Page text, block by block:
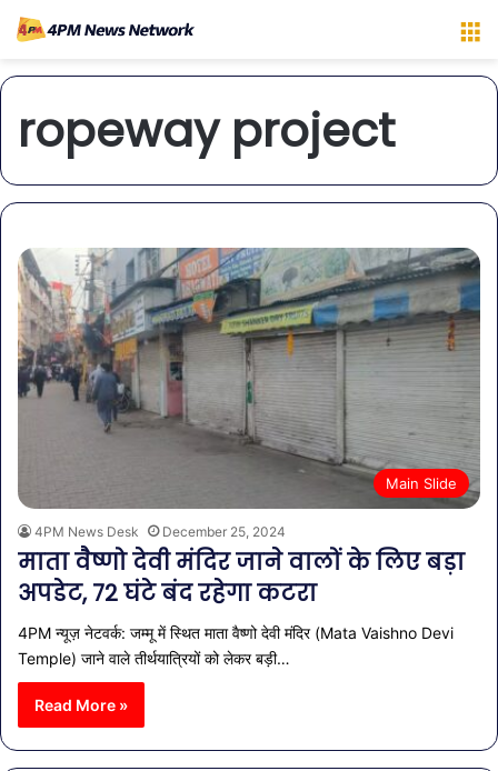
ropeway project
Main Slide
4PM News Desk December 25, 2024
माता वैष्णो देवी मंदिर जाने वालों के लिए बड़ा
अपडेट, 72 घंटे बंद रहेगा कटरा
4PM न्यूज़ नेटवर्क: जम्मू में स्थित माता वैष्णो देवी मंदिर (Mata Vaishno Devi
Temple) जाने वाले तीर्थयात्रियों को लेकर बड़ी…
Read More »